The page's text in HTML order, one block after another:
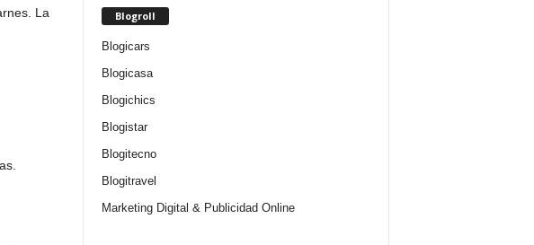
La
Blogroll
Blogicars
Blogicasa
Blogichics
Blogistar
Blogitecno
Blogitravel
Marketing Digital & Publicidad Online